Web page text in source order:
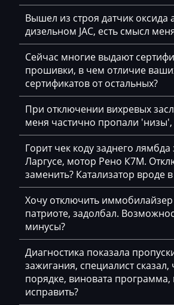
BYD
Cadillac
Camc
Case
Caterpillar
CFMoto
Challenger
Changhe
Chery
Chevrolet
Chrysler
Citroen
Вышел из строя датчик оксида
дизельном JAC, есть смысл
Сейчас многие выдают
прошивки, в чем отличие
сертификатов от остальных?
При отключении вихревых
меня частично пропали 'низы',
Горит чек коду заднего лямбда
Ларгусе, мотор Рено К7М.
заменить? Катализатор вроде
Хочу отключить
патриоте, задолбал.
минусы?
Диагностика показала
зажигания, специалист
порядке, виновата
исправить?